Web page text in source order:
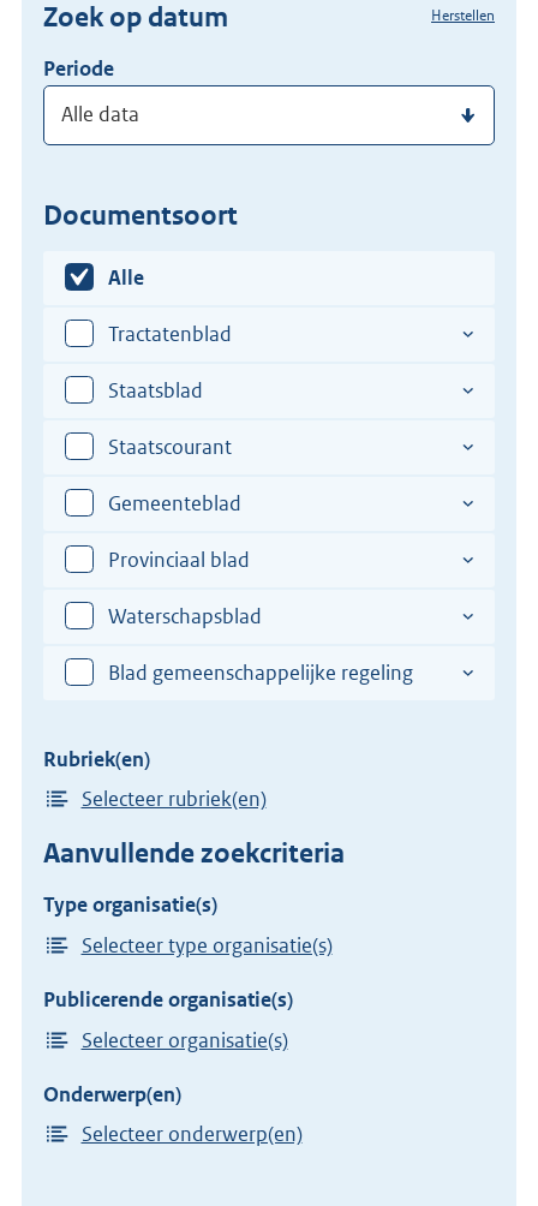
in
Zoek op datum
Periode
Herstellen
Documentsoort
Alle
Tractatenblad
Staatsblad
Staatscourant
Gemeenteblad
Provinciaal blad
Waterschapsblad
Blad gemeenschappelijke regeling
Rubriek(en)
Selecteer rubriek(en)
Aanvullende zoekcriteria
Type organisatie(s)
Selecteer type organisatie(s)
Publicerende organisatie(s)
Selecteer organisatie(s)
Onderwerp(en)
Selecteer onderwerp(en)